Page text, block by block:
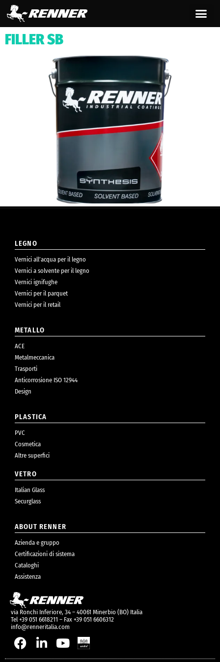
contenuto
FILLER SB
LEGNO
Vernici all’acqua per il legno
Vernici a solvente per il legno
Vernici ignifughe
Vernici per il parquet
Vernici per il retail
METALLO
ACE
Metalmeccanica
Trasporti
Anticorrosione ISO 12944
Design
PLASTICA
PVC
Cosmetica
Altre superfici
VETRO
Italian Glass
Securglass
ABOUT RENNER
Azienda e gruppo
Certificazioni di sistema
Cataloghi
Assistenza
via Ronchi Inferiore, 34 – 40061 Minerbio (BO) Italia
Tel +39 051 6618211 – Fax +39 051 6606312
info@renneritalia.com